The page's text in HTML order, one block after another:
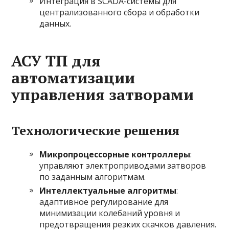
централизованного сбора и обработки
данных.
АСУ ТП для
автоматизации
управления затворами
Технологические решения
Микропроцессорные контроллеры:
управляют электроприводами затворов
по заданным алгоритмам.
Интеллектуальные алгоритмы:
адаптивное регулирование для
минимизации колебаний уровня и
предотвращения резких скачков давления.